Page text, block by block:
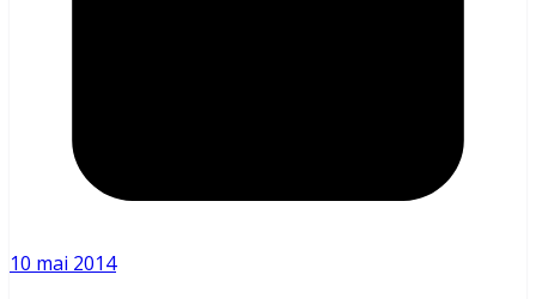
10 mai 2014